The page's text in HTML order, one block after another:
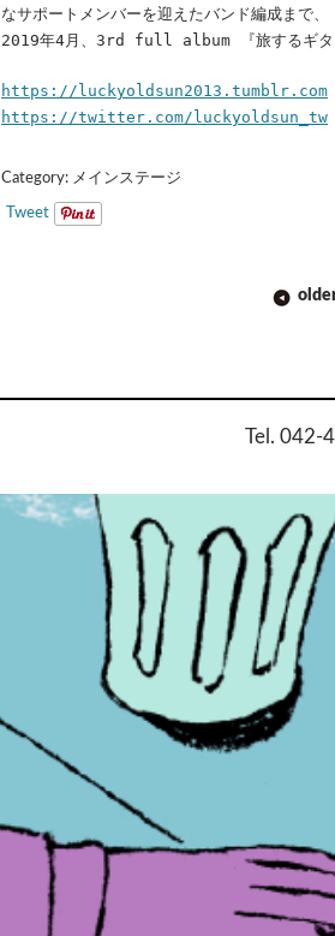
なサポートメンバーを迎えたバンド編成まで
2019年4月、3rd full album 『旅するギタ
https://luckyoldsun2013.tumblr.com
https://twitter.com/luckyoldsun_tw
Category: メインステージ
Tweet
Tel. 042-